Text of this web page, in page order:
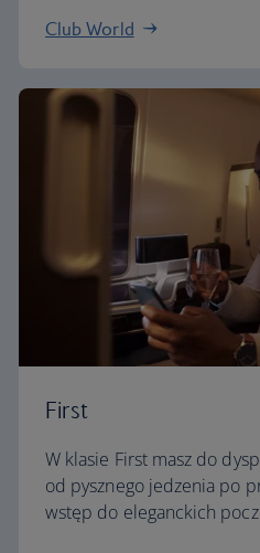
Club World
First
W klasie First masz do
od pysznego jedzenia po
wstęp do eleganckich